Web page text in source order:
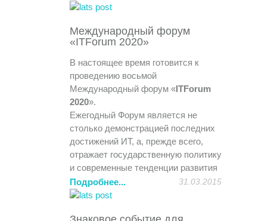
процессе. Технические новинки и
Совместно с учебным центром
компании «Цифровые системы»
продемонстрирована возможность
дистанционного обучения и
совместная работа над проектами.
Участники получили полезный
практический опыт и удовольствие
Международный форум
«ITForum 2020»
В настоящее время готовится к
проведению восьмой
Международный форум «ITForum
2020».
Ежегодный Форум является не
столько демонстрацией последних
достижений ИТ, а, прежде всего,
отражает государственную политику
и современные тенденции развития
общества. В Нижегородской
области подобный Форум проходит
Подробнее... 31.03.2015